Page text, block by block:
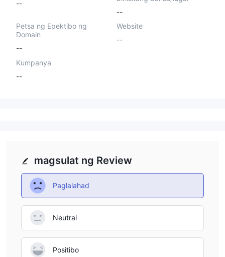
--
--
Petsa ng Epektibo ng
Domain
--
Website
--
Kumpanya
--
magsulat ng Review
Paglalahad
Neutral
Positibo